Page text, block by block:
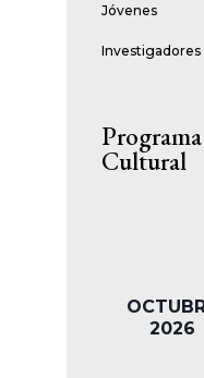
Jóvenes
Investigadores
Programa
Cultural
2026